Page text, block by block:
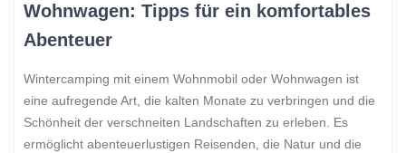
Wohnwagen: Tipps für ein komfortables
Abenteuer
Wintercamping mit einem Wohnmobil oder Wohnwagen ist
eine aufregende Art, die kalten Monate zu verbringen und die
Schönheit der verschneiten Landschaften zu erleben. Es
ermöglicht abenteuerlustigen Reisenden, die Natur und die